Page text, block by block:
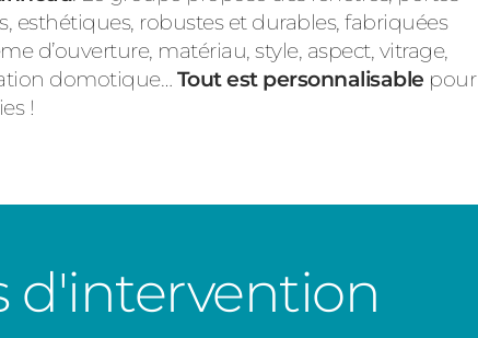
esthétiques, robustes et durables, fabriquées
d’ouverture, matériau, style, aspect, vitrage,
domotique… Tout est personnalisable pour
!
d'intervention